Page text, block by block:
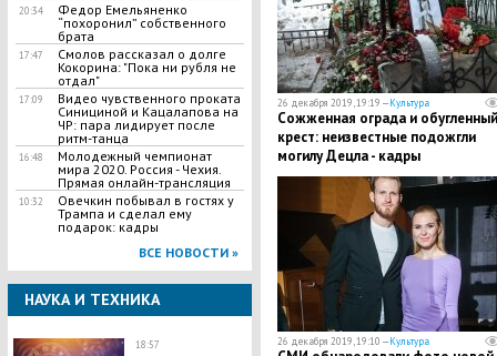
20:34
​Федор Емельяненко
“похоронил” собственного
брата
17:47
Смолов рассказал о долге
Кокорина: "Пока ни рубля не
отдал"
17:09
Видео чувственного проката
Синициной и Кацалапова на
ЧР: пара лидирует после
ритм-танца
16:48
Молодежный чемпионат
мира 2020. Россия - Чехия.
Прямая онлайн-трансляция
10:32
Овечкин побывал в гостях у
Трампа и сделал ему
подарок: кадры
ВСЕ НОВОСТИ »
НАУКА И ТЕХНИКА
18:57
26 декабря 2019, 19:19 —Культура
​Сожженная ограда и обугленный
крест: неизвестные подожгли
могилу Децла - кадры
26 декабря 2019, 19:10 —Культура